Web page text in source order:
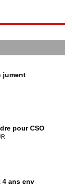
jument
pour CSO
4 ans env